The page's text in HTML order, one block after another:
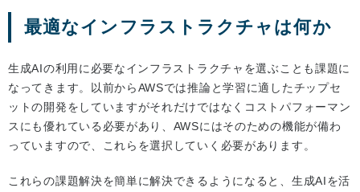
最適なインフラストラクチャは何か
生成AIの利用に必要なインフラストラクチャを選ぶことも課題に
なってきます。以前からAWSでは推論と学習に適したチップセ
ットの開発をしていますがそれだけではなくコストパフォーマン
スにも優れている必要があり、AWSにはそのための機能が備わ
っていますので、これらを選択していく必要があります。
これらの課題解決を簡単に解決できるようになると、生成AIを活